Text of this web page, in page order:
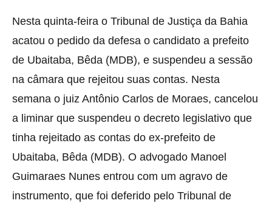
Nesta quinta-feira o Tribunal de Justiça da Bahia
acatou o pedido da defesa o candidato a prefeito
de Ubaitaba, Bêda (MDB), e suspendeu a sessão
na câmara que rejeitou suas contas. Nesta
semana o juiz Antônio Carlos de Moraes, cancelou
a liminar que suspendeu o decreto legislativo que
tinha rejeitado as contas do ex-prefeito de
Ubaitaba, Bêda (MDB). O advogado Manoel
Guimaraes Nunes entrou com um agravo de
instrumento, que foi deferido pelo Tribunal de